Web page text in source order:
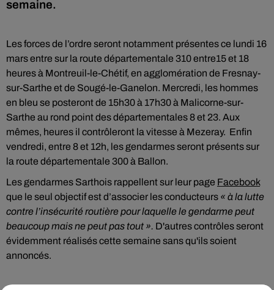
semaine.
Les forces de l’ordre seront notamment présentes ce lundi 16
mars entre sur la route départementale 310 entre15 et 18
heures à Montreuil-le-Chétif, en agglomération de Fresnay-
sur-Sarthe et de Sougé-le-Ganelon. Mercredi, les hommes
en bleu se posteront de 15h30 à 17h30 à Malicorne-sur-
Sarthe au rond point des départementales 8 et 23. Aux
mêmes, heures il contrôleront la vitesse à Mezeray. Enfin
vendredi, entre 8 et 12h, les gendarmes seront présents sur
la route départementale 300 à Ballon.
Les gendarmes Sarthois rappellent sur leur page Facebook
que le seul objectif est d’associer les conducteurs « à la lutte
contre l’insécurité routière pour laquelle le gendarme peut
beaucoup mais ne peut pas tout ». D'autres contrôles seront
évidemment réalisés cette semaine sans qu'ils soient
annoncés.